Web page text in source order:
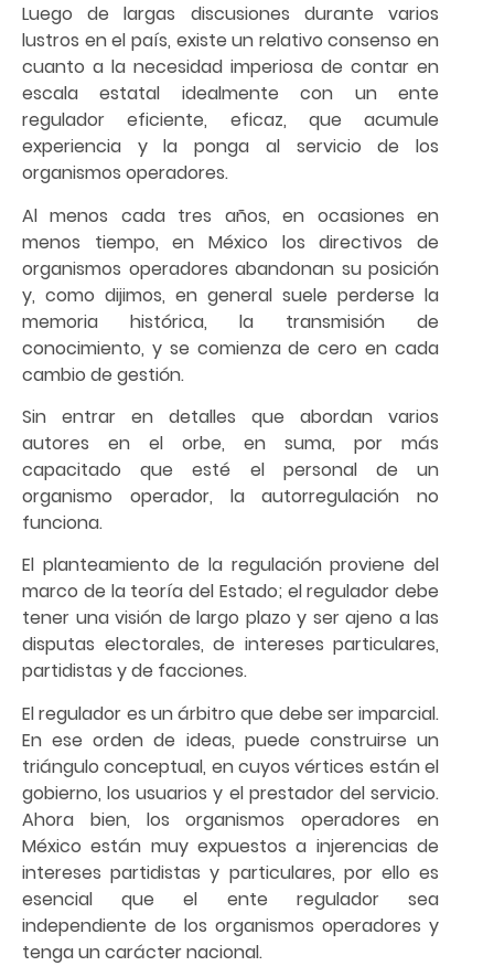
Luego de largas discusiones durante varios
lustros en el país, existe un relativo consenso en
cuanto a la necesidad imperiosa de contar en
escala estatal idealmente con un ente
regulador eficiente, eficaz, que acumule
experiencia y la ponga al servicio de los
organismos operadores.
Al menos cada tres años, en ocasiones en
menos tiempo, en México los directivos de
organismos operadores abandonan su posición
y, como dijimos, en general suele perderse la
memoria histórica, la transmisión de
conocimiento, y se comienza de cero en cada
cambio de gestión.
Sin entrar en detalles que abordan varios
autores en el orbe, en suma, por más
capacitado que esté el personal de un
organismo operador, la autorregulación no
funciona.
El planteamiento de la regulación proviene del
marco de la teoría del Estado; el regulador debe
tener una visión de largo plazo y ser ajeno a las
disputas electorales, de intereses particulares,
partidistas y de facciones.
El regulador es un árbitro que debe ser imparcial.
En ese orden de ideas, puede construirse un
triángulo conceptual, en cuyos vértices están el
gobierno, los usuarios y el prestador del servicio.
Ahora bien, los organismos operadores en
México están muy expuestos a injerencias de
intereses partidistas y particulares, por ello es
esencial que el ente regulador sea
independiente de los organismos operadores y
tenga un carácter nacional.